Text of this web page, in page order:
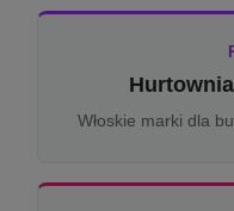
Włoskie marki dla